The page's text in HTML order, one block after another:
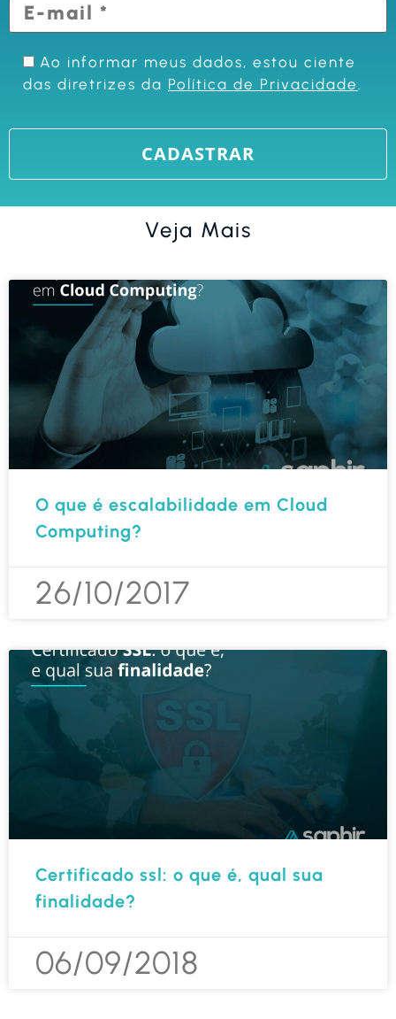
Ao informar meus dados, estou ciente
das diretrizes da Política de Privacidade
Veja Mais
O que é escalabilidade em Cloud
Computing?
26/10/2017
Certificado ssl: o que é, qual sua
finalidade?
06/09/2018